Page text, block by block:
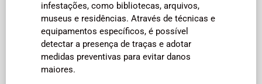
infestações, como bibliotecas, arquivos,
museus e residências. Através de técnicas e
equipamentos específicos, é possível
detectar a presença de traças e adotar
medidas preventivas para evitar danos
maiores.